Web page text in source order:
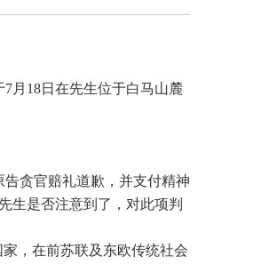
月18日在先生位于白马山麓
贪官赔礼道歉，并支付精神
生是否注意到了，对此项判
，在前苏联及东欧传统社会